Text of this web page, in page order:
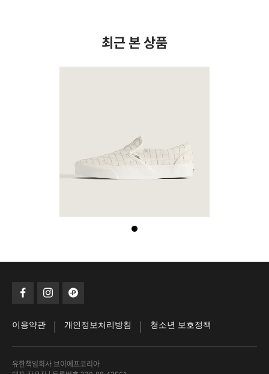
최근 본 상품
이용약관 | 개인정보처리방침 | 청소년 보호정책
유한책임회사 브이에프코리아